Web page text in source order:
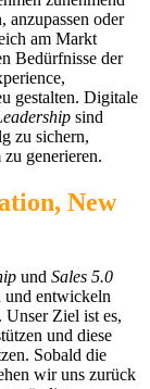
anzupassen oder
am Markt
Bedürfnisse der
gestalten. Digitale
sind
zu sichern,
generieren.
New
und Sales 5.0
und entwickeln
Unser Ziel ist es,
und diese
Sobald die
wir uns zurück